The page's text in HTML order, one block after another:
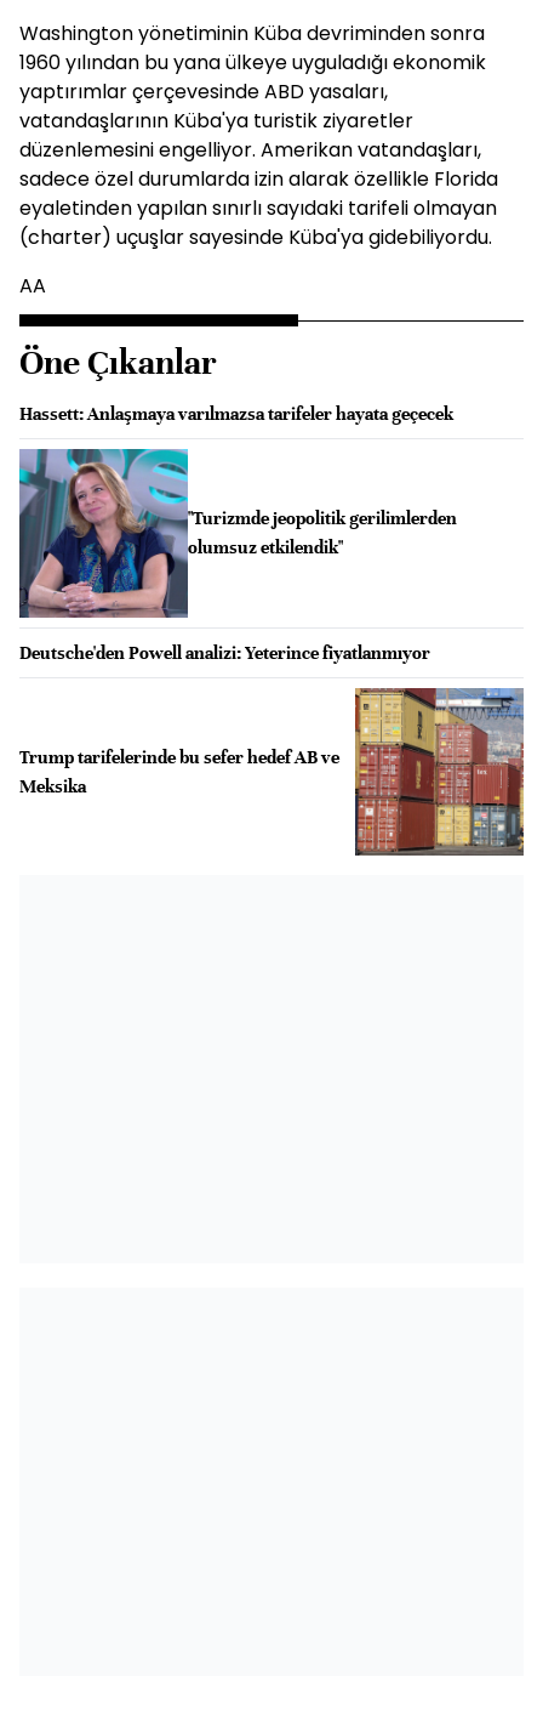
Washington yönetiminin Küba devriminden sonra
1960 yılından bu yana ülkeye uyguladığı ekonomik
yaptırımlar çerçevesinde ABD yasaları,
vatandaşlarının Küba'ya turistik ziyaretler
düzenlemesini engelliyor. Amerikan vatandaşları,
sadece özel durumlarda izin alarak özellikle Florida
eyaletinden yapılan sınırlı sayıdaki tarifeli olmayan
(charter) uçuşlar sayesinde Küba'ya gidebiliyordu.
AA
Öne Çıkanlar
Hassett: Anlaşmaya varılmazsa tarifeler hayata geçecek
"Turizmde jeopolitik gerilimlerden
olumsuz etkilendik"
Deutsche'den Powell analizi: Yeterince fiyatlanmıyor
Trump tarifelerinde bu sefer hedef AB ve
Meksika